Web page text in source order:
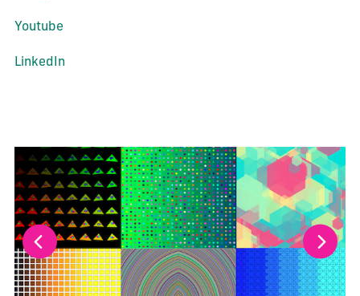
Youtube
LinkedIn
La modification de la diapositive actuelle de ce